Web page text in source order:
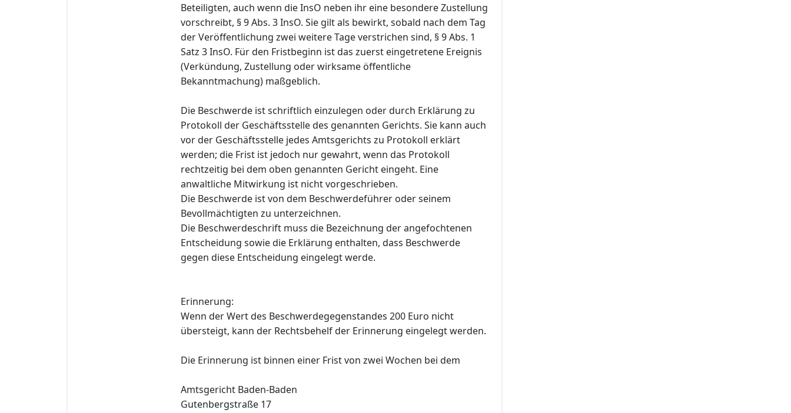
Beteiligten, auch wenn die InsO neben ihr eine besondere Zustellung
vorschreibt, § 9 Abs. 3 InsO. Sie gilt als bewirkt, sobald nach dem Tag
der Veröffentlichung zwei weitere Tage verstrichen sind, § 9 Abs. 1
Satz 3 InsO. Für den Fristbeginn ist das zuerst eingetretene Ereignis
(Verkündung, Zustellung oder wirksame öffentliche
Bekanntmachung) maßgeblich.
Die Beschwerde ist schriftlich einzulegen oder durch Erklärung zu
Protokoll der Geschäftsstelle des genannten Gerichts. Sie kann auch
vor der Geschäftsstelle jedes Amtsgerichts zu Protokoll erklärt
werden; die Frist ist jedoch nur gewahrt, wenn das Protokoll
rechtzeitig bei dem oben genannten Gericht eingeht. Eine
anwaltliche Mitwirkung ist nicht vorgeschrieben.
Die Beschwerde ist von dem Beschwerdeführer oder seinem
Bevollmächtigten zu unterzeichnen.
Die Beschwerdeschrift muss die Bezeichnung der angefochtenen
Entscheidung sowie die Erklärung enthalten, dass Beschwerde
gegen diese Entscheidung eingelegt werde.
Erinnerung:
Wenn der Wert des Beschwerdegegenstandes 200 Euro nicht
übersteigt, kann der Rechtsbehelf der Erinnerung eingelegt werden.
Die Erinnerung ist binnen einer Frist von zwei Wochen bei dem
Amtsgericht Baden-Baden
Gutenbergstraße 17